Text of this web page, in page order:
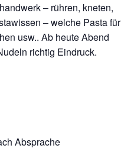
– rühren, kneten,
– welche Pasta für
usw.. Ab heute Abend
richtig Eindruck.
Absprache